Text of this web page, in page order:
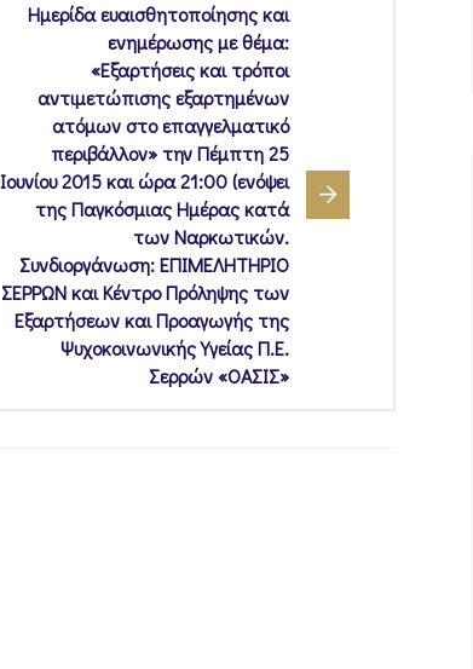
Ημερίδα ευαισθητοποίησης και
ενημέρωσης με θέμα:
«Εξαρτήσεις και τρόποι
αντιμετώπισης εξαρτημένων
ατόμων στο επαγγελματικό
περιβάλλον» την Πέμπτη 25
Ιουνίου 2015 και ώρα 21:00 (ενόψει
της Παγκόσμιας Ημέρας κατά
των Ναρκωτικών.
Συνδιοργάνωση: ΕΠΙΜΕΛΗΤΗΡΙΟ
ΣΕΡΡΩΝ και Κέντρο Πρόληψης των
Εξαρτήσεων και Προαγωγής της
Ψυχοκοινωνικής Υγείας Π.Ε.
Σερρών «ΟΑΣΙΣ»